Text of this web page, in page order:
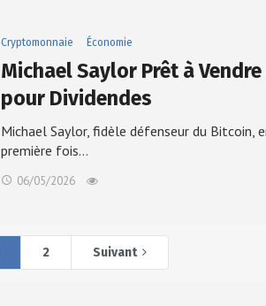
Cryptomonnaie Économie
Michael Saylor Prêt à
pour Dividendes
Michael Saylor, fidèle défenseur du Bitcoin,
première fois…
06/05/2026
2 Suivant